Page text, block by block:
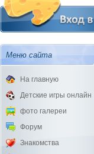
Меню сайта
На главную
Детские игры онлайн
фото галереи
Форум
Знакомства